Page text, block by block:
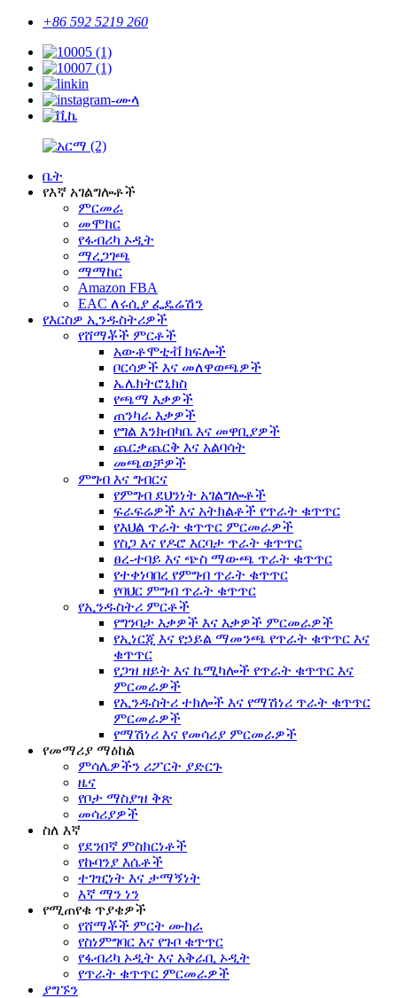
+86 592 5219 260
ቤት
የእኛ አገልግሎቶች
ምርመራ
መሞከር
የፋብሪካ ኦዲት
ማረጋገጫ
ማማከር
Amazon FBA
EAC ለሩሲያ ፌዴሬሽን
የእርስዎ ኢንዱስትሪዎች
የሸማቾች ምርቶች
አውቶሞቲቭ ክፍሎች
ቦርሳዎች እና መለዋወጫዎች
ኤሌክትሮኒክስ
የጫማ እቃዎች
ጠንካራ እቃዎች
የግል እንክብካቤ እና መዋቢያዎች
ጨርቃጨርቅ እና አልባሳት
መጫወቻዎች
ምግብ እና ግብርና
የምግብ ደህንነት አገልግሎቶች
ፍራፍሬዎች እና አትክልቶች የጥራት ቁጥጥር
የእህል ጥራት ቁጥጥር ምርመራዎች
የስጋ እና የዶሮ እርባታ ጥራት ቁጥጥር
ፀረ-ተባይ እና ጭስ ማውጫ ጥራት ቁጥጥር
የተቀነባበረ የምግብ ጥራት ቁጥጥር
የባህር ምግብ ጥራት ቁጥጥር
የኢንዱስትሪ ምርቶች
የግንባታ እቃዎች እና እቃዎች ምርመራዎች
የኢነርጂ እና የኃይል ማመንጫ የጥራት ቁጥጥር እና
ቁጥጥር
የጋዝ ዘይት እና ኬሚካሎች የጥራት ቁጥጥር እና
ምርመራዎች
የኢንዱስትሪ ተክሎች እና የማሽነሪ ጥራት ቁጥጥር
ምርመራዎች
የማሽነሪ እና የመሳሪያ ምርመራዎች
የመማሪያ ማዕከል
ምሳሌዎችን ሪፖርት ያድርጉ
ዜና
የቦታ ማስያዝ ቅጽ
መሳሪያዎች
ስለ እኛ
የደንበኛ ምስክርነቶች
የኩባንያ እሴቶች
ተገዢነት እና ታማኝነት
እኛ ማን ነን
የሚጠየቁ ጥያቄዎች
የሸማቾች ምርት ሙከራ
የስነምግባር እና የጉቦ ቁጥጥር
የፋብሪካ ኦዲት እና አቅራቢ ኦዲት
የጥራት ቁጥጥር ምርመራዎች
ያግኙን